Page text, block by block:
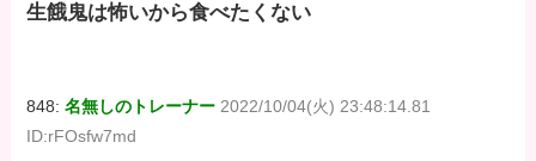
生餓鬼は怖いから食べたくない
848:名無しのトレーナー 2022/10/04(火) 23:48:14.81
ID:rFOsfw7md